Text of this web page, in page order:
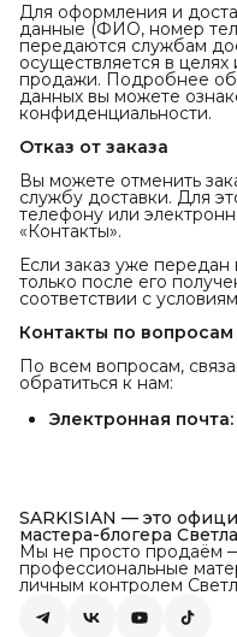
Для оформления и
данные (ФИО, номер
передаются службам
осуществляется в
продажи. Подробнее
данных вы можете
конфиденциальности.
Отказ от заказа
Вы можете отменить
службу доставки. Для
телефону или
«Контакты».
Если заказ уже
только после его
соответствии с
Контакты по
По всем вопросам,
обратиться к нам:
Электронная почта:
SARKISIAN — это
мастера-блогера
Мы не просто продаём
профессиональные
личным контролем